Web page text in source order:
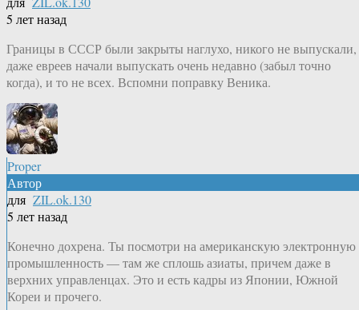
5 лет назад
Границы в СССР были закрыты наглухо, никого не выпускали,
даже евреев начали выпускать очень недавно (забыл точно
когда), и то не всех. Вспомни поправку Веника.
Proper
Автор
для ZIL.ok.130
5 лет назад
Конечно дохрена. Ты посмотри на американскую электронную
промышленность — там же сплошь азиаты, причем даже в
верхних управленцах. Это и есть кадры из Японии, Южной
Кореи и прочего.